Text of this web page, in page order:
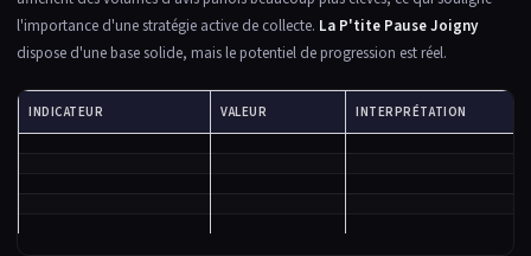
l'importance d'une stratégie active de collecte. La P'tite Pause Joigny
dispose d'une base solide, mais le potentiel de progression est réel.
INDICATEUR VALEUR INTERPRÉTATION